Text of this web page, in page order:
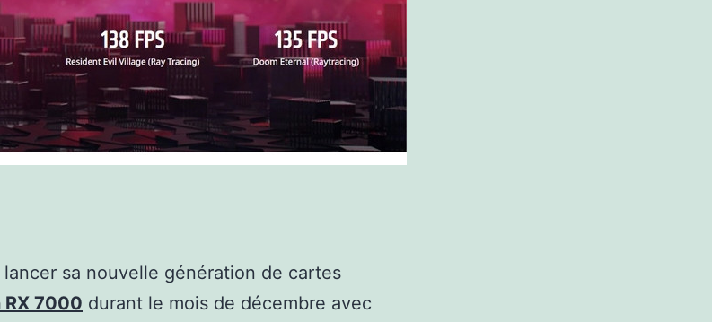
sa nouvelle génération de cartes
RX 7000 durant le mois de décembre avec